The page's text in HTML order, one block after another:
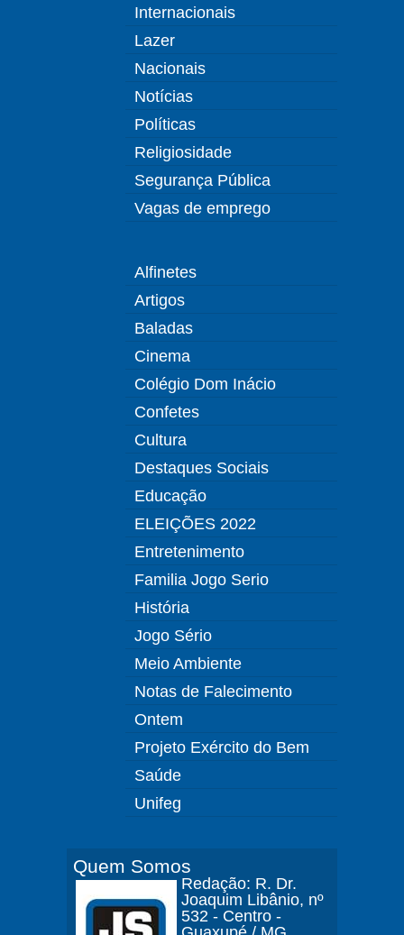
Internacionais
Lazer
Nacionais
Notícias
Políticas
Religiosidade
Segurança Pública
Vagas de emprego
Alfinetes
Artigos
Baladas
Cinema
Colégio Dom Inácio
Confetes
Cultura
Destaques Sociais
Educação
ELEIÇÕES 2022
Entretenimento
Familia Jogo Serio
História
Jogo Sério
Meio Ambiente
Notas de Falecimento
Ontem
Projeto Exército do Bem
Saúde
Unifeg
Quem Somos
Redação: R. Dr.
Joaquim Libânio, nº
532 - Centro -